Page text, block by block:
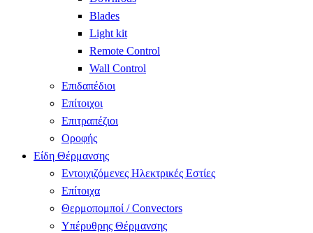
Blades
Light kit
Remote Control
Wall Control
Επιδαπέδιοι
Επίτοιχοι
Επιτραπέζιοι
Οροφής
Είδη Θέρμανσης
Εντοιχιζόμενες Ηλεκτρικές Εστίες
Επίτοιχα
Θερμοπομποί / Convectors
Υπέρυθρης Θέρμανσης